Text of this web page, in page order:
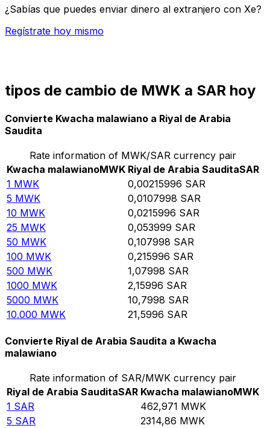
¿Sabías que puedes enviar dinero al extranjero con Xe?
Regístrate hoy mismo
tipos de cambio de MWK a SAR hoy
Convierte Kwacha malawiano a Riyal de Arabia
Saudita
Rate information of MWK/SAR currency pair
Kwacha malawianoMWK Riyal de Arabia SauditaSAR
1 MWK 0,00215996 SAR
5 MWK 0,0107998 SAR
10 MWK 0,0215996 SAR
25 MWK 0,053999 SAR
50 MWK 0,107998 SAR
100 MWK 0,215996 SAR
500 MWK 1,07998 SAR
1000 MWK 2,15996 SAR
5000 MWK 10,7998 SAR
10.000 MWK 21,5996 SAR
Convierte Riyal de Arabia Saudita a Kwacha
malawiano
Rate information of SAR/MWK currency pair
Riyal de Arabia SauditaSAR Kwacha malawianoMWK
1 SAR 462,971 MWK
5 SAR 2314,86 MWK